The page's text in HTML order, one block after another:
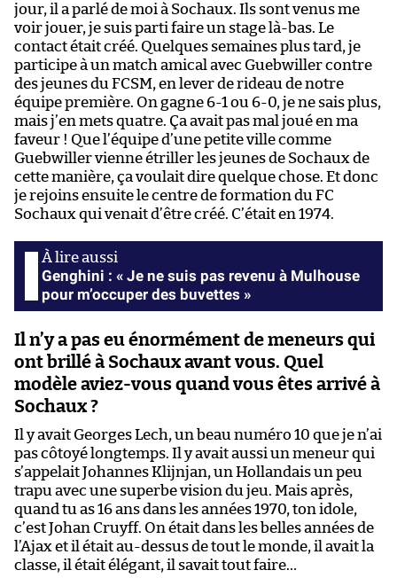
jour, il a parlé de moi à Sochaux. Ils sont venus me
voir jouer, je suis parti faire un stage là-bas. Le
contact était créé. Quelques semaines plus tard, je
participe à un match amical avec Guebwiller contre
des jeunes du FCSM, en lever de rideau de notre
équipe première. On gagne 6-1 ou 6-0, je ne sais plus,
mais j’en mets quatre. Ça avait pas mal joué en ma
faveur ! Que l’équipe d’une petite ville comme
Guebwiller vienne étriller les jeunes de Sochaux de
cette manière, ça voulait dire quelque chose. Et donc
je rejoins ensuite le centre de formation du FC
Sochaux qui venait d’être créé. C’était en 1974.
Genghini : « Je ne suis pas revenu à Mulhouse
pour m’occuper des buvettes »
Il n’y a pas eu énormément de meneurs qui
ont brillé à Sochaux avant vous. Quel
modèle aviez-vous quand vous êtes arrivé à
Sochaux ?
Il y avait Georges Lech, un beau numéro 10 que je n’ai
pas côtoyé longtemps. Il y avait aussi un meneur qui
s’appelait Johannes Klijnjan, un Hollandais un peu
trapu avec une superbe vision du jeu. Mais après,
quand tu as 16 ans dans les années 1970, ton idole,
c’est Johan Cruyff. On était dans les belles années de
l’Ajax et il était au-dessus de tout le monde, il avait la
classe, il était élégant, il savait tout faire…